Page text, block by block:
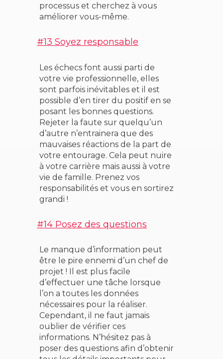
processus et cherchez à vous
améliorer vous-même.
#13 Soyez responsable
Les échecs font aussi parti de
votre vie professionnelle, elles
sont parfois inévitables et il est
possible d’en tirer du positif en se
posant les bonnes questions.
Rejeter la faute sur quelqu’un
d’autre n’entrainera que des
mauvaises réactions de la part de
votre entourage. Cela peut nuire
à votre carrière mais aussi à votre
vie de famille. Prenez vos
responsabilités et vous en sortirez
grandi !
#14 Posez des questions
Le manque d’information peut
être le pire ennemi d’un chef de
projet ! Il est plus facile
d’effectuer une tâche lorsque
l’on a toutes les données
nécessaires pour la réaliser.
Cependant, il ne faut jamais
oublier de vérifier ces
informations. N’hésitez pas à
poser des questions afin d’obtenir